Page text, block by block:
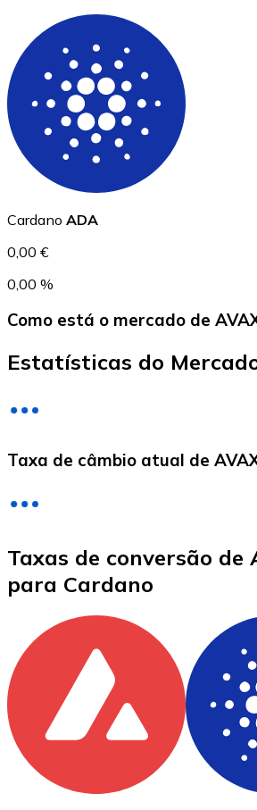
USD Coin
USDC
XRP
Cardano ADA
0,00 €
0,00 %
Como está o mercado de
Estatísticas do
Taxa de câmbio atual de
Taxas de conversão de
para Cardano